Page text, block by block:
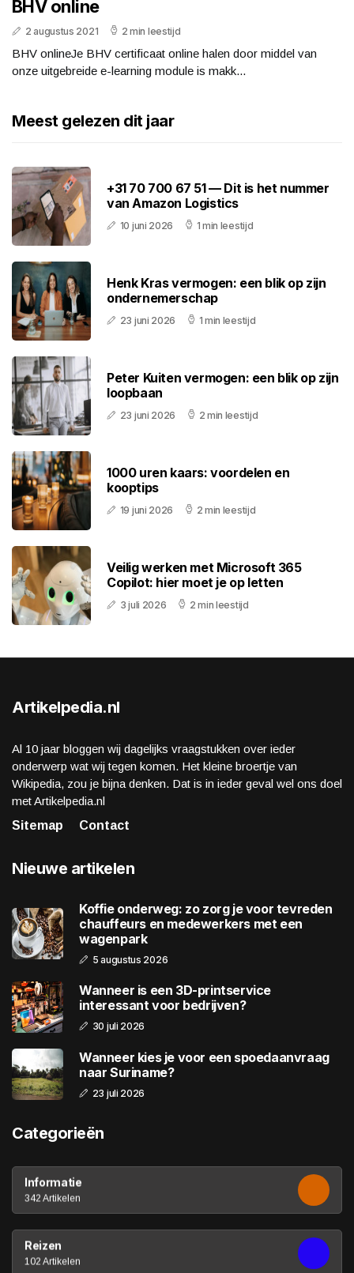
BHV online
2 augustus 2021 2 min leestijd
BHV onlineJe BHV certificaat online halen door middel van
onze uitgebreide e-learning module is makk...
Meest gelezen dit jaar
+31 70 700 67 51 — Dit is het nummer
van Amazon Logistics
10 juni 2026 1 min leestijd
Henk Kras vermogen: een blik op zijn
ondernemerschap
23 juni 2026 1 min leestijd
Peter Kuiten vermogen: een blik op zijn
loopbaan
23 juni 2026 2 min leestijd
1000 uren kaars: voordelen en
kooptips
19 juni 2026 2 min leestijd
Veilig werken met Microsoft 365
Copilot: hier moet je op letten
3 juli 2026 2 min leestijd
Artikelpedia.nl
Al 10 jaar bloggen wij dagelijks vraagstukken over ieder
onderwerp wat wij tegen komen. Het kleine broertje van
Wikipedia, zou je bijna denken. Dat is in ieder geval wel ons doel
met Artikelpedia.nl
Sitemap
Contact
Nieuwe artikelen
Koffie onderweg: zo zorg je voor tevreden
chauffeurs en medewerkers met een
wagenpark
5 augustus 2026
Wanneer is een 3D-printservice
interessant voor bedrijven?
30 juli 2026
Wanneer kies je voor een spoedaanvraag
naar Suriname?
23 juli 2026
Categorieën
Informatie
342 Artikelen
Reizen
102 Artikelen